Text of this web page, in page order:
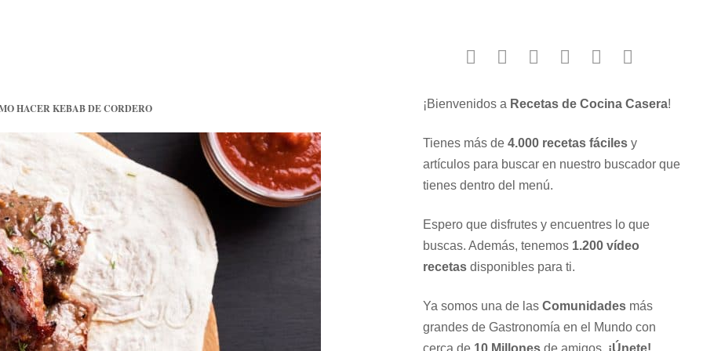
HACER KEBAB DE CORDERO ¡Bienvenidos a Recetas de Cocina Casera!
Tienes más de 4.000 recetas fácilesy
artículos para buscar en nuestro buscador que
tienes dentro del menú.
Espero que disfrutes y encuentres lo que
buscas. Además, tenemos 1.200 vídeo
recetasdisponibles para ti.
Ya somos una de las Comunidadesmás
grandes de Gastronomía en el Mundo con
cerca de 10 Millonesde amigos. ¡Únete!